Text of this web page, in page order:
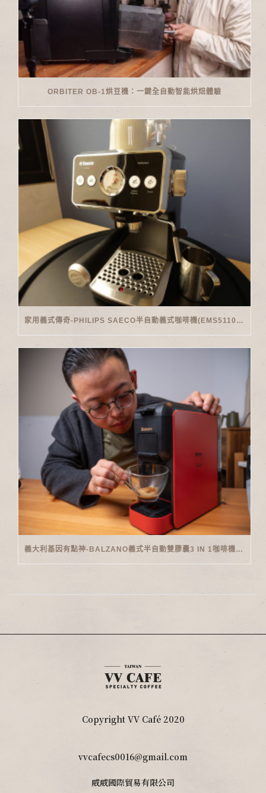
ORBITER OB-1烘豆機：一鍵全自動智能烘焙體驗
家用義式傳奇-PHILIPS SAECO半自動義式咖啡機(EMS5110)開箱
義大利基因有點神-BALZANO義式半自動雙膠囊3 IN 1咖啡機開箱
Copyright VV Café 2020
vvcafecs0016@gmail.com
威威國際貿易有限公司